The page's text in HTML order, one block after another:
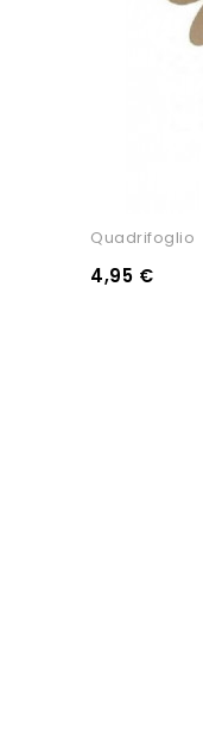
Quadrifoglio
4,95 €